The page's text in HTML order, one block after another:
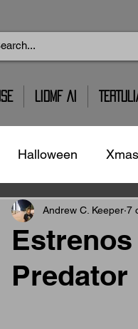
LIDMF AI
Halloween Xmas
Mario Bros
Arte Toys
Predator
Andrew C. Keeper 7